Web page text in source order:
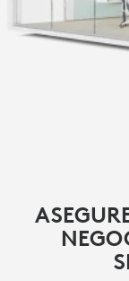
Las piezas de
62 % de
plástico
para
MÁS